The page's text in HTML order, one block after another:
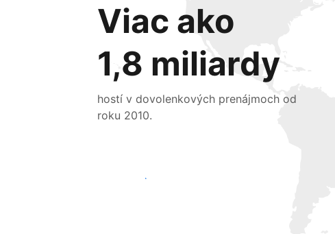
Viac ako
1,8 miliardy
hostí v dovolenkových prenájmoch od
roku 2010.
Osloviť nových hostí